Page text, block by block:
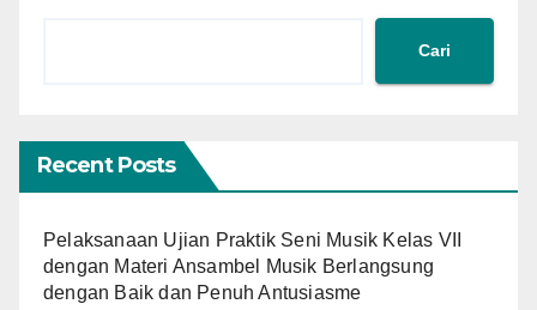
Cari
Recent Posts
Pelaksanaan Ujian Praktik Seni Musik Kelas VII
dengan Materi Ansambel Musik Berlangsung
dengan Baik dan Penuh Antusiasme